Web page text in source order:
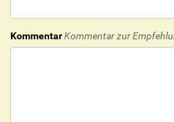
KommentarKommentar zur